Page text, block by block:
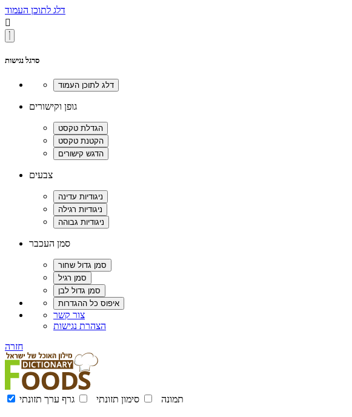
דלג לתוכן העמוד

סרגל נגישות
גופן וקישורים
צבעים
סמן העכבר
צור קשר
הצהרת נגישות
חזרה
תמונה סימון תזונתי גרף ערך תזונתי